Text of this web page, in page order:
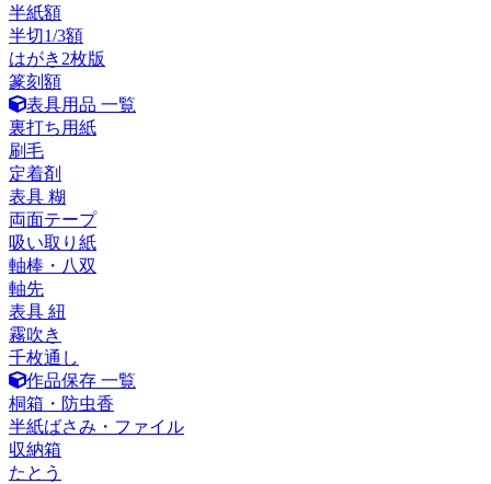
半紙額
半切1/3額
はがき2枚版
篆刻額
表具用品 一覧
裏打ち用紙
刷毛
定着剤
表具 糊
両面テープ
吸い取り紙
軸棒・八双
軸先
表具 紐
霧吹き
千枚通し
作品保存 一覧
桐箱・防虫香
半紙ばさみ・ファイル
収納箱
たとう